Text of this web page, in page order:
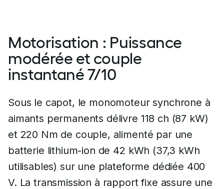
Motorisation : Puissance
modérée et couple
instantané 7/10
Sous le capot, le monomoteur synchrone à
aimants permanents délivre 118 ch (87 kW)
et 220 Nm de couple, alimenté par une
batterie lithium-ion de 42 kWh (37,3 kWh
utilisables) sur une plateforme dédiée 400
V. La transmission à rapport fixe assure une